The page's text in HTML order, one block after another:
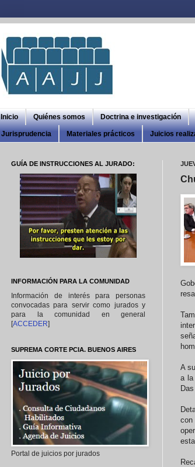
Inicio Quiénes somos Doctrina e investigación
Jurisprudencia Materiales prácticos Juicios
A
a la
GUÍA DE INSTRUCCIONES AL JURADO:
INFORMACIÓN PARA LA COMUNIDAD
Información de interés para personas
convocadas para servir como jurados y
para la comunidad en general
[ACCEDER]
SUPREMA CORTE PCIA. BUENOS AIRES
Portal de juicios por jurados